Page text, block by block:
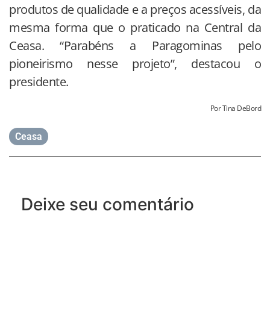
produtos de qualidade e a preços acessíveis, da
mesma forma que o praticado na Central da
Ceasa. “Parabéns a Paragominas pelo
pioneirismo nesse projeto”, destacou o
presidente.
Por Tina DeBord
Ceasa
Deixe seu comentário